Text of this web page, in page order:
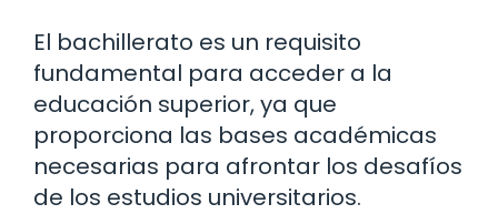
El bachillerato es un requisito
fundamental para acceder a la
educación superior, ya que
proporciona las bases académicas
necesarias para afrontar los desafíos
de los estudios universitarios.